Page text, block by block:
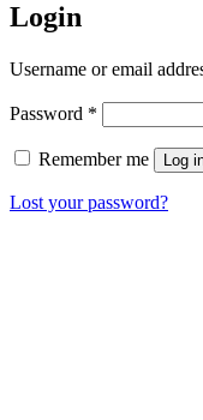
Login
Username or email
Password *
Remember me Log
Lost your password?